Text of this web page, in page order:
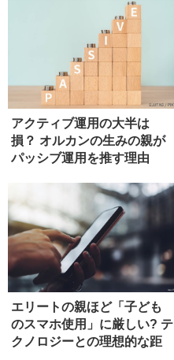
アクティブ運用の大半は
損？ オルカンの生みの親が
パッシブ運用を推す理由
エリートの親ほど「子ども
のスマホ使用」に厳しい? テ
クノロジーとの理想的な距